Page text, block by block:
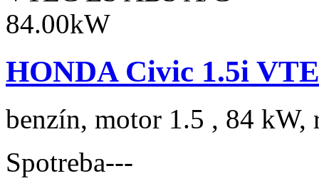
HONDA Civic 1.5i
benzín, motor 1.5 , 84 kW,
Spotreba---